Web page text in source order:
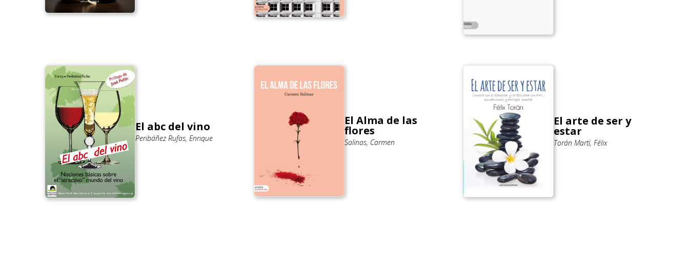
El abc del vino
Peribáñez Rufas, Enrique
El Alma de las
flores
Salinas, Carmen
El arte de ser y
estar
Torán Martí, Félix